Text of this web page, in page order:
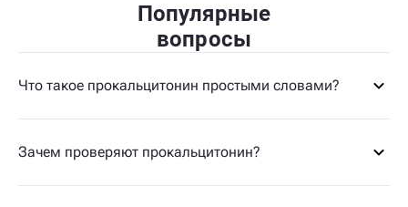
Популярные
вопросы
Что такое прокальцитонин простыми словами?
Зачем проверяют прокальцитонин?